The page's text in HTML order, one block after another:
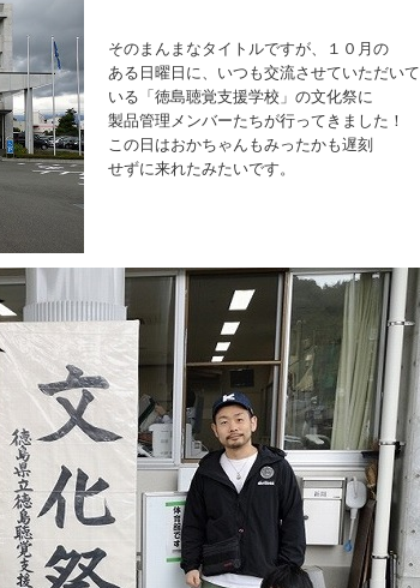
そのまんまなタイトルですが、１０月の
ある日曜日に、いつも交流させていただいて
いる「徳島聴覚支援学校」の文化祭に
製品管理メンバーたちが行ってきました！
この日はおかちゃんもみったかも遅刻
せずに来れたみたいです。